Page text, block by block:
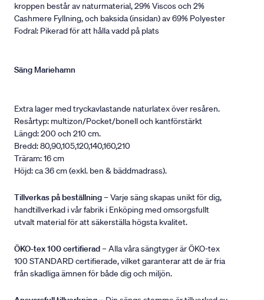
kroppen består av naturmaterial, 29% Viscos och 2%
Cashmere Fyllning, och baksida (insidan) av 69% Polyester
Fodral: Pikerad för att hålla vadd på plats
Säng Mariehamn
Extra lager med tryckavlastande naturlatex över resåren.
Resårtyp: multizon/Pocket/bonell och kantförstärkt
Längd: 200 och 210 cm.
Bredd: 80,90,105,120,140,160,210
Träram: 16 cm
Höjd: ca 36 cm (exkl. ben & bäddmadrass).
Tillverkas på beställning– Varje säng skapas unikt för dig,
handtillverkad i vår fabrik i Enköping med omsorgsfullt
utvalt material för att säkerställa högsta kvalitet.
ÖKO-tex 100 certifierad– Alla våra sängtyger är ÖKO-tex
100 STANDARD certifierade, vilket garanterar att de är fria
från skadliga ämnen för både dig och miljön.